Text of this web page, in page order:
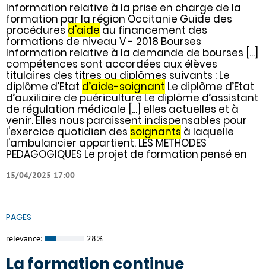
Information relative à la prise en charge de la
formation par la région Occitanie Guide des
procédures d'aide au financement des
formations de niveau V - 2018 Bourses
Information relative à la demande de bourses [...]
compétences sont accordées aux élèves
titulaires des titres ou diplômes suivants : Le
diplôme d’Etat d’aide-soignant Le diplôme d’Etat
d’auxiliaire de puériculture Le diplôme d’assistant
de régulation médicale [...] elles actuelles et à
venir. Elles nous paraissent indispensables pour
l'exercice quotidien des soignants à laquelle
l'ambulancier appartient. LES METHODES
PEDAGOGIQUES Le projet de formation pensé en
15/04/2025 17:00
PAGES
relevance: 28%
La formation continue